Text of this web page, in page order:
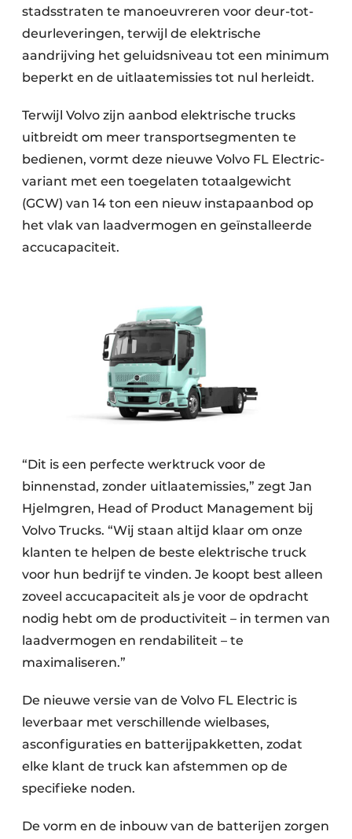
stadsstraten te manoeuvreren voor deur-tot-
deurleveringen, terwijl de elektrische
aandrijving het geluidsniveau tot een minimum
beperkt en de uitlaatemissies tot nul herleidt.
Terwijl Volvo zijn aanbod elektrische trucks
uitbreidt om meer transportsegmenten te
bedienen, vormt deze nieuwe Volvo FL Electric-
variant met een toegelaten totaalgewicht
(GCW) van 14 ton een nieuw instapaanbod op
het vlak van laadvermogen en geïnstalleerde
accucapaciteit.
“Dit is een perfecte werktruck voor de
binnenstad, zonder uitlaatemissies,” zegt Jan
Hjelmgren, Head of Product Management bij
Volvo Trucks. “Wij staan altijd klaar om onze
klanten te helpen de beste elektrische truck
voor hun bedrijf te vinden. Je koopt best alleen
zoveel accucapaciteit als je voor de opdracht
nodig hebt om de productiviteit – in termen van
laadvermogen en rendabiliteit – te
maximaliseren.”
De nieuwe versie van de Volvo FL Electric is
leverbaar met verschillende wielbases,
asconfiguraties en batterijpakketten, zodat
elke klant de truck kan afstemmen op de
specifieke noden.
De vorm en de inbouw van de batterijen zorgen